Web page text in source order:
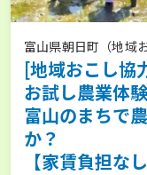
富山県朝日町（地域
[地域おこし協
お試し農業体
富山のまちで
か？
【家賃負担な